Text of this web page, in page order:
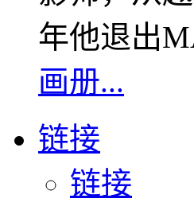
年他退出
画册...
链接
链接